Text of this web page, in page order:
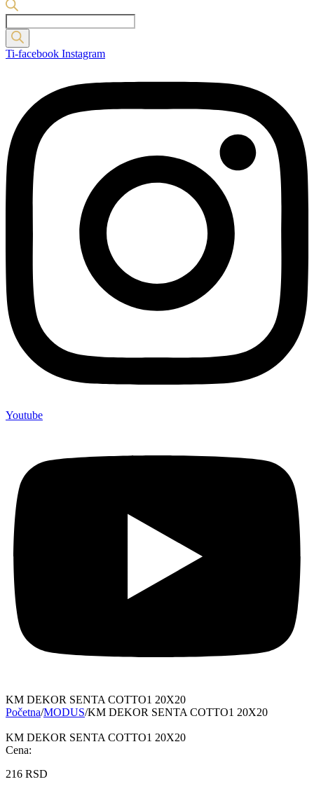
Products
search
Ti-facebook Instagram
Youtube
KM DEKOR SENTA COTTO1 20X20
Početna/MODUS/KM DEKOR SENTA COTTO1 20X20
KM DEKOR SENTA COTTO1 20X20
Cena:
216 RSD